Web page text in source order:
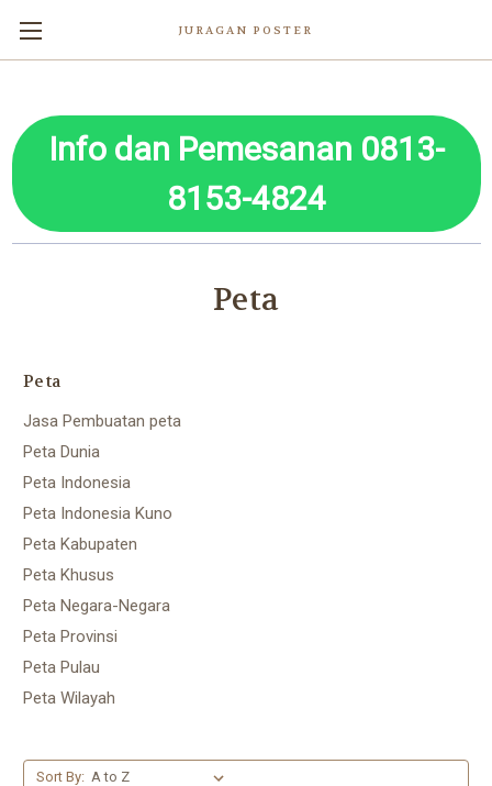
JURAGAN POSTER
Info dan Pemesanan 0813-
8153-4824
Peta
Peta
Jasa Pembuatan peta
Peta Dunia
Peta Indonesia
Peta Indonesia Kuno
Peta Kabupaten
Peta Khusus
Peta Negara-Negara
Peta Provinsi
Peta Pulau
Peta Wilayah
Sort By: